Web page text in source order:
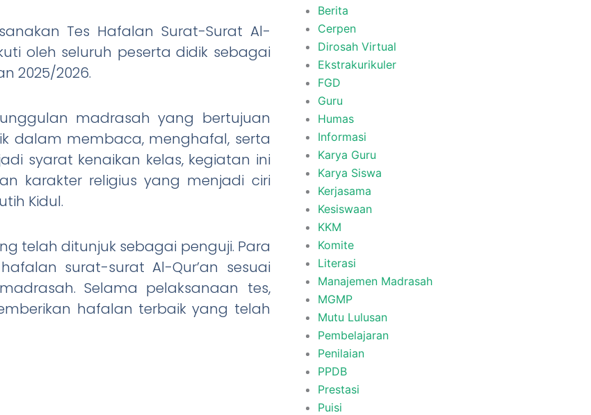
Tes Hafalan Surat-Surat Al-
oleh seluruh peserta didik sebagai
2025/2026.
madrasah yang bertujuan
dalam membaca, menghafal, serta
syarat kenaikan kelas, kegiatan ini
karakter religius yang menjadi ciri
Kidul.
telah ditunjuk sebagai penguji. Para
surat-surat Al-Qur’an sesuai
Selama pelaksanaan tes,
hafalan terbaik yang telah
Berita
Cerpen
Dirosah Virtual
Ekstrakurikuler
FGD
Guru
Humas
Informasi
Karya Guru
Karya Siswa
Kerjasama
Kesiswaan
KKM
Komite
Literasi
Manajemen Madrasah
MGMP
Mutu Lulusan
Pembelajaran
Penilaian
PPDB
Prestasi
Puisi